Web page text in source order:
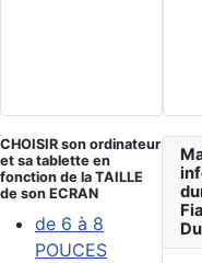
CHOISIR son ordinateur
et sa tablette en
fonction de la TAILLE
de son ECRAN
de 6 à 8
POUCES